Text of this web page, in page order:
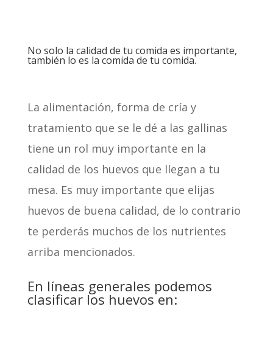
No solo la calidad de tu comida es importante,
también lo es la comida de tu comida.
La alimentación, forma de cría y
tratamiento que se le dé a las gallinas
tiene un rol muy importante en la
calidad de los huevos que llegan a tu
mesa. Es muy importante que elijas
huevos de buena calidad, de lo contrario
te perderás muchos de los nutrientes
arriba mencionados.
En líneas generales podemos
clasificar los huevos en: